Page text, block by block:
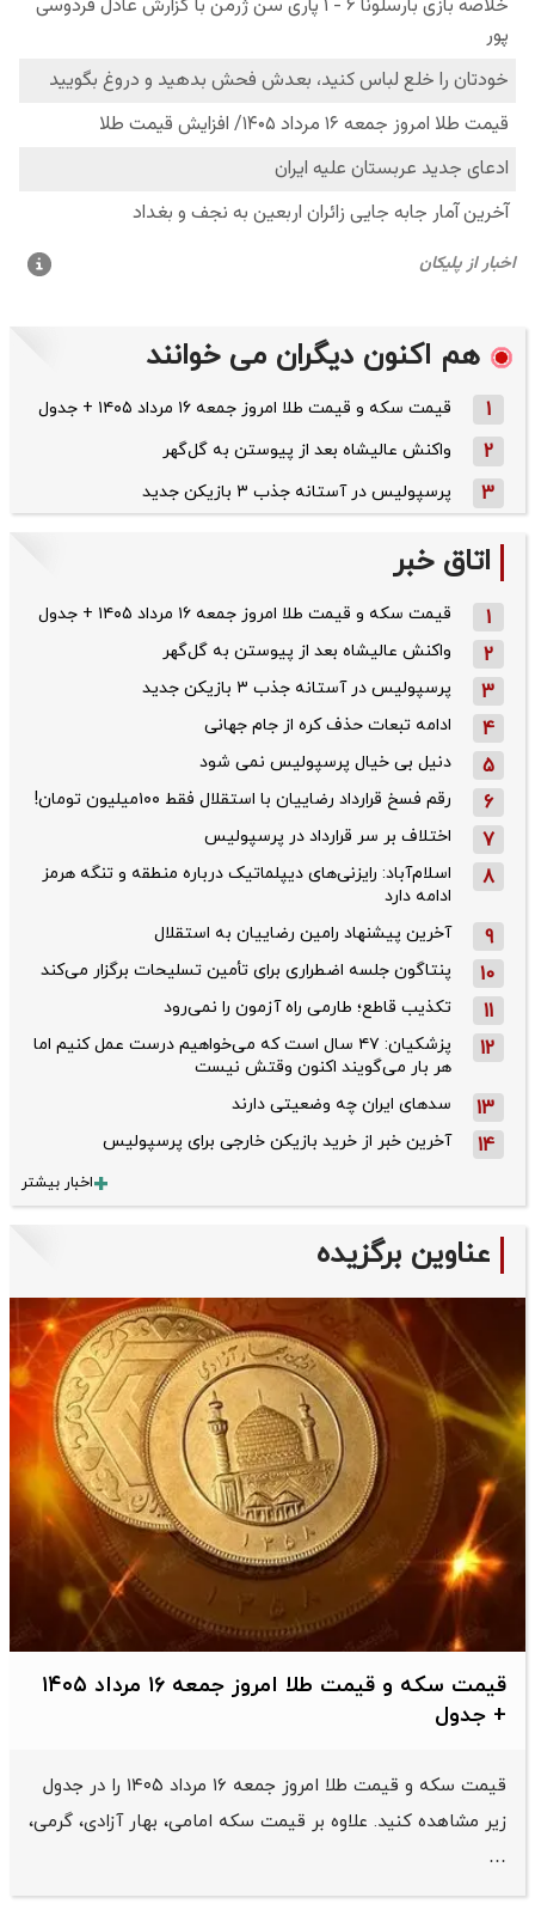
هم اکنون دیگران می خوانند
1 قیمت سکه و قیمت طلا امروز جمعه ۱۶ مرداد ۱۴۰۵ + جدول
2 واکنش عالیشاه بعد از پیوستن به گل‌گهر
3 پرسپولیس در آستانه جذب ۳ بازیکن جدید
اتاق خبر
1 قیمت سکه و قیمت طلا امروز جمعه ۱۶ مرداد ۱۴۰۵ + جدول
2 واکنش عالیشاه بعد از پیوستن به گل‌گهر
3 پرسپولیس در آستانه جذب ۳ بازیکن جدید
4 ادامه تبعات حذف کره از جام جهانی
5 دنیل بی خیال پرسپولیس نمی شود
6 رقم فسخ قرارداد رضاییان با استقلال فقط ۱۰۰میلیون تومان!
7 اختلاف بر سر قرارداد در پرسپولیس
8
اسلام‌آباد: رایزنی‌های دیپلماتیک درباره منطقه و تنگه هرمز
ادامه دارد
9 آخرین پیشنهاد رامین رضاییان به استقلال
10 پنتاگون جلسه اضطراری برای تأمین تسلیحات برگزار می‌کند
11 تکذیب قاطع؛‌ طارمی راه آزمون را نمی‌رود
12
پزشکیان: ۴۷ سال است که می‌خواهیم درست عمل کنیم اما
هر بار می‌گویند اکنون وقتش نیست
13 سدهای ایران چه وضعیتی دارند
14 آخرین خبر از خرید بازیکن خارجی برای پرسپولیس
اخبار بیشتر
عناوین برگزیده
قیمت سکه و قیمت طلا امروز جمعه ۱۶ مرداد ۱۴۰۵
+ جدول
قیمت سکه و قیمت طلا امروز جمعه ۱۶ مرداد ۱۴۰۵ را در جدول
زیر مشاهده کنید. علاوه بر قیمت سکه امامی، بهار آزادی، گرمی،
…